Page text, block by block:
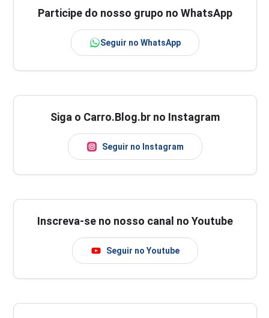
Participe do nosso grupo no WhatsApp
Seguir no WhatsApp
Siga o Carro.Blog.br no Instagram
Seguir no Instagram
Inscreva-se no nosso canal no Youtube
Seguir no Youtube